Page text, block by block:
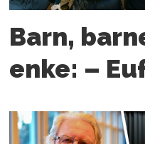
Barn,
enke: –